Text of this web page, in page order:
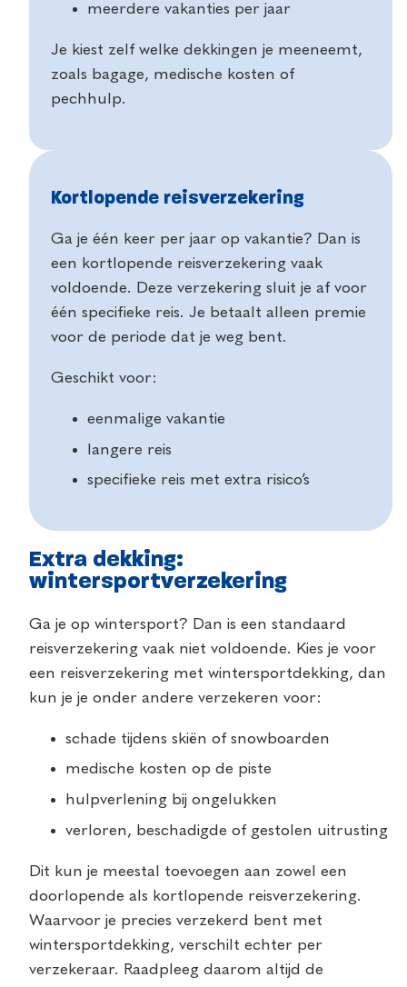
meerdere vakanties per jaar
Je kiest zelf welke dekkingen je meeneemt,
zoals bagage, medische kosten of
pechhulp.
Kortlopende reisverzekering
Ga je één keer per jaar op vakantie? Dan is
een kortlopende reisverzekering vaak
voldoende. Deze verzekering sluit je af voor
één specifieke reis. Je betaalt alleen premie
voor de periode dat je weg bent.
Geschikt voor:
eenmalige vakantie
langere reis
specifieke reis met extra risico’s
Extra dekking:
wintersportverzekering
Ga je op wintersport? Dan is een standaard
reisverzekering vaak niet voldoende. Kies je voor
een reisverzekering met wintersportdekking, dan
kun je je onder andere verzekeren voor:
schade tijdens skiën of snowboarden
medische kosten op de piste
hulpverlening bij ongelukken
verloren, beschadigde of gestolen uitrusting
Dit kun je meestal toevoegen aan zowel een
doorlopende als kortlopende reisverzekering.
Waarvoor je precies verzekerd bent met
wintersportdekking, verschilt echter per
verzekeraar. Raadpleeg daarom altijd de